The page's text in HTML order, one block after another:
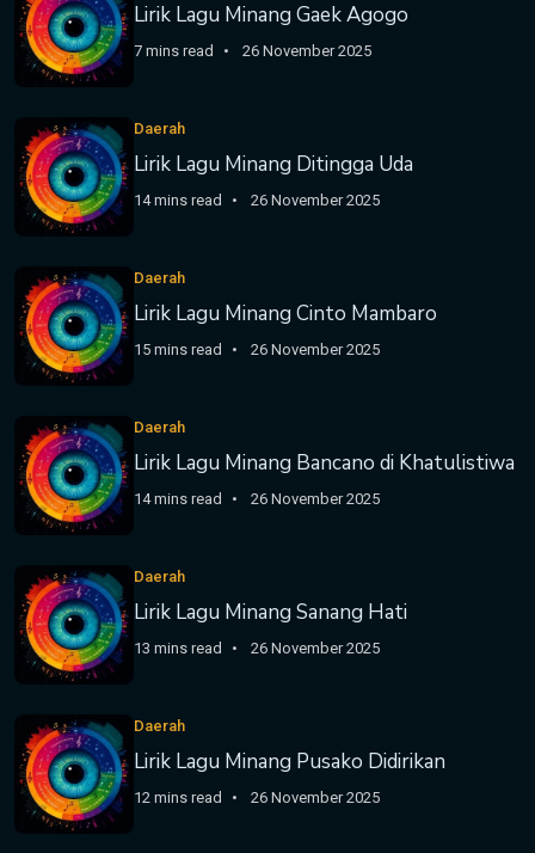
Lirik Lagu Minang Gaek Agogo
7 mins read 26 November 2025
Daerah
Lirik Lagu Minang Ditingga Uda
14 mins read 26 November 2025
Daerah
Lirik Lagu Minang Cinto Mambaro
15 mins read 26 November 2025
Daerah
Lirik Lagu Minang Bancano di Khatulistiwa
14 mins read 26 November 2025
Daerah
Lirik Lagu Minang Sanang Hati
13 mins read 26 November 2025
Daerah
Lirik Lagu Minang Pusako Didirikan
12 mins read 26 November 2025